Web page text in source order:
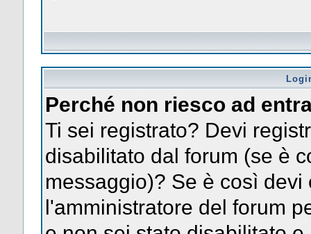
Perché non riesco ad
Ti sei registrato? Devi
disabilitato dal forum (se è
messaggio)? Se è così
l'amministratore del forum